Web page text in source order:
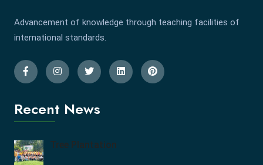
Advancement of knowledge through teaching facilities of
international standards.
Recent News
Tree Plantation